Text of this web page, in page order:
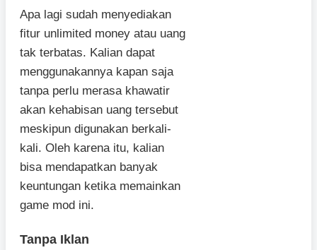
Apa lagi sudah menyediakan
fitur unlimited money atau uang
tak terbatas. Kalian dapat
menggunakannya kapan saja
tanpa perlu merasa khawatir
akan kehabisan uang tersebut
meskipun digunakan berkali-
kali. Oleh karena itu, kalian
bisa mendapatkan banyak
keuntungan ketika memainkan
game mod ini.
Tanpa Iklan